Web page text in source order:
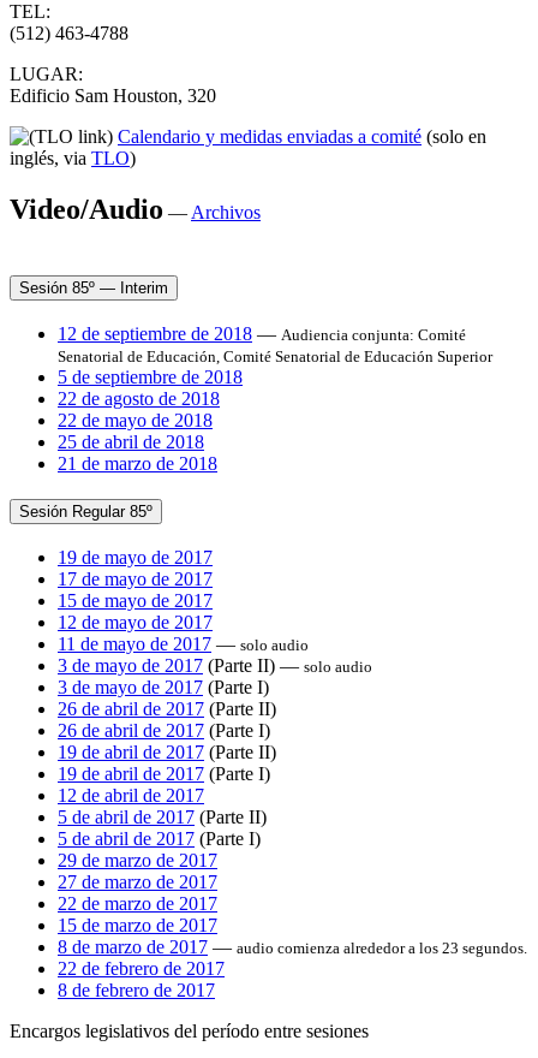
TEL:
(512) 463-4788
LUGAR:
Edificio Sam Houston, 320
Calendario y medidas enviadas a comité (solo en
inglés, via TLO)
Video/Audio — Archivos
Sesión 85º — Interim
12 de septiembre de 2018 — Audiencia conjunta: Comité
Senatorial de Educación, Comité Senatorial de Educación Superior
5 de septiembre de 2018
22 de agosto de 2018
22 de mayo de 2018
25 de abril de 2018
21 de marzo de 2018
Sesión Regular 85º
19 de mayo de 2017
17 de mayo de 2017
15 de mayo de 2017
12 de mayo de 2017
11 de mayo de 2017 — solo audio
3 de mayo de 2017 (Parte II) — solo audio
3 de mayo de 2017 (Parte I)
26 de abril de 2017 (Parte II)
26 de abril de 2017 (Parte I)
19 de abril de 2017 (Parte II)
19 de abril de 2017 (Parte I)
12 de abril de 2017
5 de abril de 2017 (Parte II)
5 de abril de 2017 (Parte I)
29 de marzo de 2017
27 de marzo de 2017
22 de marzo de 2017
15 de marzo de 2017
8 de marzo de 2017 — audio comienza alrededor a los 23 segundos.
22 de febrero de 2017
8 de febrero de 2017
Encargos legislativos del período entre sesiones